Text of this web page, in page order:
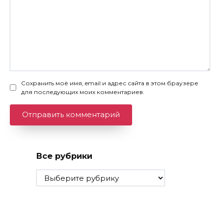
Сохранить моё имя, email и адрес сайта в этом браузере
для последующих моих комментариев.
Все рубрики
Все
рубрики